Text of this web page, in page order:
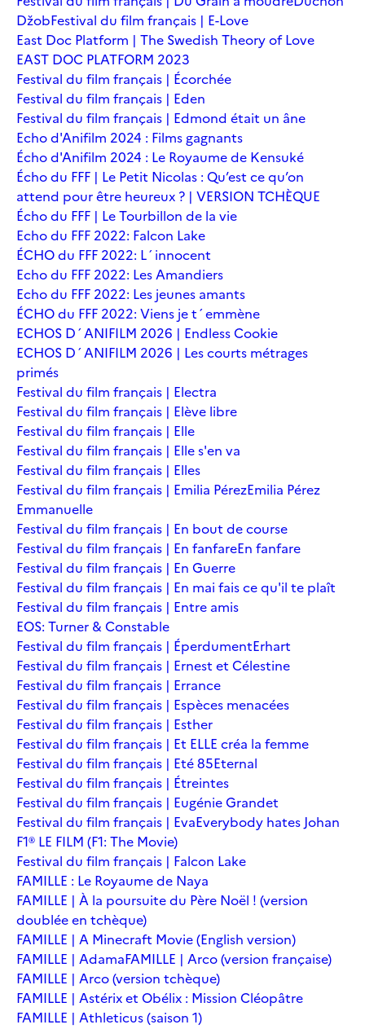
DžobFestival du film français | E-Love
East Doc Platform | The Swedish Theory of Love
EAST DOC PLATFORM 2023
Festival du film français | Écorchée
Festival du film français | Eden
Festival du film français | Edmond était un âne
Echo d'Anifilm 2024 : Films gagnants
Écho d'Anifilm 2024 : Le Royaume de Kensuké
Écho du FFF | Le Petit Nicolas : Qu’est ce qu’on
attend pour être heureux ? | VERSION TCHÈQUE
Écho du FFF | Le Tourbillon de la vie
Echo du FFF 2022: Falcon Lake
ÉCHO du FFF 2022: L´innocent
Echo du FFF 2022: Les Amandiers
Echo du FFF 2022: Les jeunes amants
ÉCHO du FFF 2022: Viens je t´emmène
ECHOS D´ANIFILM 2026 | Endless Cookie
ECHOS D´ANIFILM 2026 | Les courts métrages
primés
Festival du film français | Electra
Festival du film français | Elève libre
Festival du film français | Elle
Festival du film français | Elle s'en va
Festival du film français | Elles
Festival du film français | Emilia PérezEmilia Pérez
Emmanuelle
Festival du film français | En bout de course
Festival du film français | En fanfareEn fanfare
Festival du film français | En Guerre
Festival du film français | En mai fais ce qu'il te plaît
Festival du film français | Entre amis
EOS: Turner & Constable
Festival du film français | ÉperdumentErhart
Festival du film français | Ernest et Célestine
Festival du film français | Errance
Festival du film français | Espèces menacées
Festival du film français | Esther
Festival du film français | Et ELLE créa la femme
Festival du film français | Eté 85Eternal
Festival du film français | Étreintes
Festival du film français | Eugénie Grandet
Festival du film français | EvaEverybody hates Johan
F1® LE FILM (F1: The Movie)
Festival du film français | Falcon Lake
FAMILLE : Le Royaume de Naya
FAMILLE | À la poursuite du Père Noël ! (version
doublée en tchèque)
FAMILLE | A Minecraft Movie (English version)
FAMILLE | AdamaFAMILLE | Arco (version française)
FAMILLE | Arco (version tchèque)
FAMILLE | Astérix et Obélix : Mission Cléopâtre
FAMILLE | Athleticus (saison 1)